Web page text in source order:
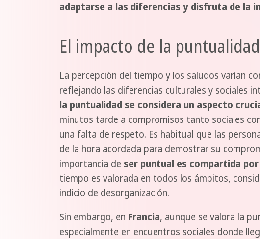
adaptarse a las diferencias y disfruta de la
El impacto de la
La percepción del tiempo y los saludos varían
reflejando las diferencias culturales y sociales
la puntualidad se considera un aspecto
minutos tarde a compromisos tanto sociales
una falta de respeto. Es habitual que las
de la hora acordada para demostrar su
importancia de ser puntual es compartida
tiempo es valorada en todos los ámbitos,
indicio de desorganización.
Sin embargo, en Francia, aunque se valora la
especialmente en encuentros sociales donde